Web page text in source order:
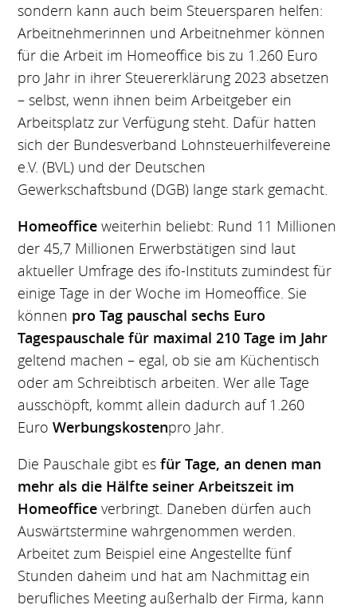
sondern kann auch beim Steuersparen helfen:
Arbeitnehmerinnen und Arbeitnehmer können
für die Arbeit im Homeoffice bis zu 1.260 Euro
pro Jahr in ihrer Steuererklärung 2023 absetzen
– selbst, wenn ihnen beim Arbeitgeber ein
Arbeitsplatz zur Verfügung steht. Dafür hatten
sich der Bundesverband Lohnsteuerhilfevereine
e.V. (BVL) und der Deutschen
Gewerkschaftsbund (DGB) lange stark gemacht.
Homeoffice weiterhin beliebt: Rund 11 Millionen
der 45,7 Millionen Erwerbstätigen sind laut
aktueller Umfrage des ifo-Instituts zumindest für
einige Tage in der Woche im Homeoffice. Sie
können pro Tag pauschal sechs Euro
Tagespauschale für maximal 210 Tage im Jahr
geltend machen – egal, ob sie am Küchentisch
oder am Schreibtisch arbeiten. Wer alle Tage
ausschöpft, kommt allein dadurch auf 1.260
EuroWerbungskostenpro Jahr.
Die Pauschale gibt esfür Tage, an denen man
mehr als die Hälfte seiner Arbeitszeit im
Homeoffice verbringt. Daneben dürfen auch
Auswärtstermine wahrgenommen werden.
Arbeitet zum Beispiel eine Angestellte fünf
Stunden daheim und hat am Nachmittag ein
berufliches Meeting außerhalb der Firma, kann